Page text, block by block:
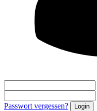
Passwort vergessen?